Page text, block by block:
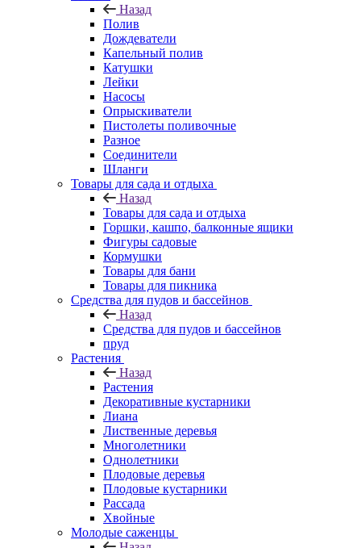
Назад
Полив
Дождеватели
Капельный полив
Катушки
Лейки
Насосы
Опрыскиватели
Пистолеты поливочные
Разное
Соединители
Шланги
Товары для сада и отдыха
Назад
Товары для сада и отдыха
Горшки, кашпо, балконные ящики
Фигуры садовые
Кормушки
Товары для бани
Товары для пикника
Средства для пудов и бассейнов
Назад
Средства для пудов и бассейнов
пруд
Растения
Назад
Растения
Декоративные кустарники
Лиана
Лиственные деревья
Многолетники
Однолетники
Плодовые деревья
Плодовые кустарники
Рассада
Хвойные
Молодые саженцы